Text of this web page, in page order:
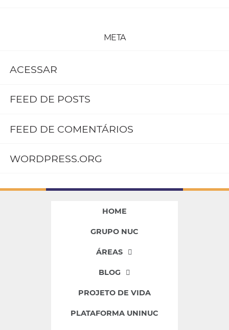
META
ACESSAR
FEED DE POSTS
FEED DE COMENTÁRIOS
WORDPRESS.ORG
HOME
GRUPO NUC
ÁREAS
BLOG
PROJETO DE VIDA
PLATAFORMA UNINUC